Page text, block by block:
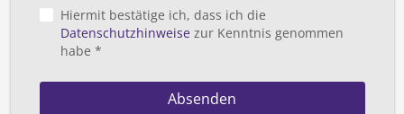
Hiermit bestätige ich, dass ich die
Datenschutzhinweisezur Kenntnis genommen
habe *
Absenden